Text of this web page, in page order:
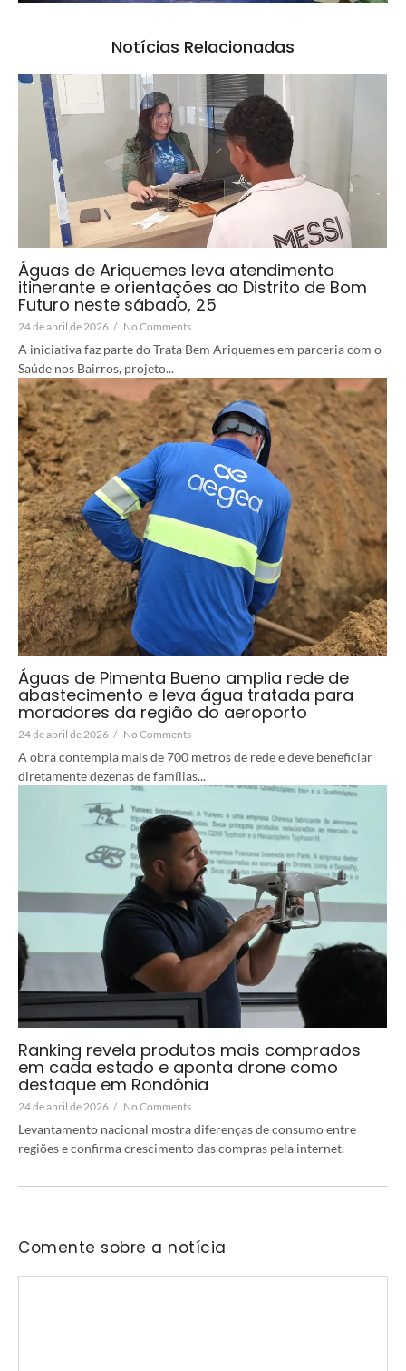
Notícias Relacionadas
Águas de Ariquemes leva atendimento
itinerante e orientações ao Distrito de Bom
Futuro neste sábado, 25
24 de abril de 2026 / No Comments
A iniciativa faz parte do Trata Bem Ariquemes em parceria com o
Saúde nos Bairros, projeto...
Águas de Pimenta Bueno amplia rede de
abastecimento e leva água tratada para
moradores da região do aeroporto
24 de abril de 2026 / No Comments
A obra contempla mais de 700 metros de rede e deve beneficiar
diretamente dezenas de famílias...
Ranking revela produtos mais comprados
em cada estado e aponta drone como
destaque em Rondônia
24 de abril de 2026 / No Comments
Levantamento nacional mostra diferenças de consumo entre
regiões e confirma crescimento das compras pela internet.
Comente sobre a notícia